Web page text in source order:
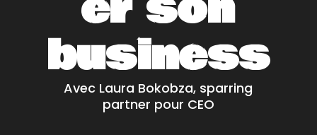
business
Avec Laura Bokobza, sparring
partner pour CEO